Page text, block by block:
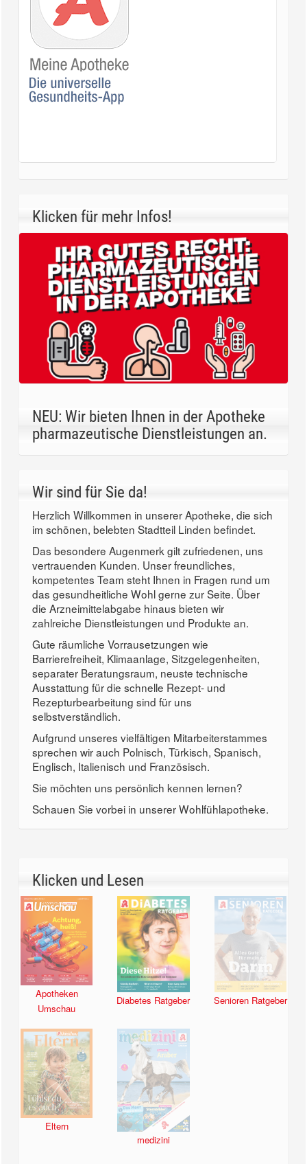
Klicken für mehr Infos!
NEU: Wir bieten Ihnen in der Apotheke
pharmazeutische Dienstleistungen an.
Wir sind für Sie da!
Herzlich Willkommen in unserer Apotheke, die sich
im schönen, belebten Stadtteil Linden befindet.
Das besondere Augenmerk gilt zufriedenen, uns
vertrauenden Kunden. Unser freundliches,
kompetentes Team steht Ihnen in Fragen rund um
das gesundheitliche Wohl gerne zur Seite. Über
die Arzneimittelabgabe hinaus bieten wir
zahlreiche Dienstleistungen und Produkte an.
Gute räumliche Vorrausetzungen wie
Barrierefreiheit, Klimaanlage, Sitzgelegenheiten,
separater Beratungsraum, neuste technische
Ausstattung für die schnelle Rezept- und
Rezepturbearbeitung sind für uns
selbstverständlich.
Aufgrund unseres vielfältigen Mitarbeiterstammes
sprechen wir auch Polnisch, Türkisch, Spanisch,
Englisch, Italienisch und Französisch.
Sie möchten uns persönlich kennen lernen?
Schauen Sie vorbei in unserer Wohlfühlapotheke.
Klicken und Lesen
Apotheken
Umschau
Diabetes Ratgeber Senioren Ratgeber
Eltern
medizini